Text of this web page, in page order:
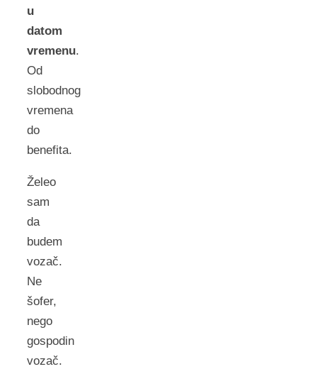
u
datom
vremenu.
Od
slobodnog
vremena
do
benefita.
Želeo
sam
da
budem
vozač.
Ne
šofer,
nego
gospodin
vozač.